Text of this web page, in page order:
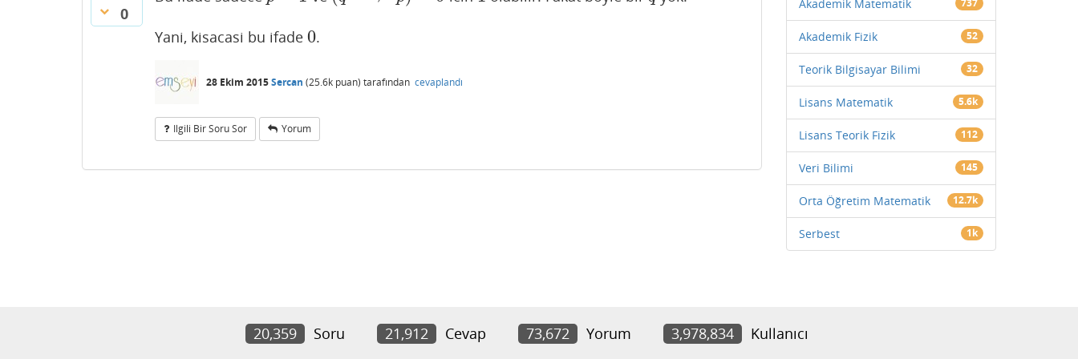
0
Yani, kisacasi bu ifade 0
0.
28 Ekim 2015Sercan (25.6k puan) tarafından cevaplandı
Ilgili Bir Soru Sor Yorum
Akademik Matematik 737
Akademik Fizik 52
Teorik Bilgisayar Bilimi 32
Lisans Matematik 5.6k
Lisans Teorik Fizik 112
Veri Bilimi 145
Orta Öğretim Matematik 12.7k
Serbest 1k
20,359 Soru 21,912 Cevap 73,672 Yorum 3,978,834 Kullanıcı